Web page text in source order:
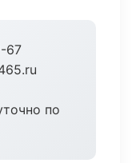
67
по